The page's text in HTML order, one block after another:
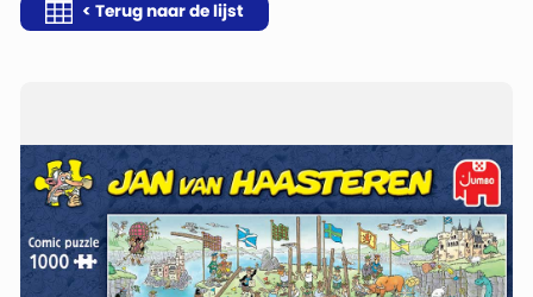
< Terug naar de lijst